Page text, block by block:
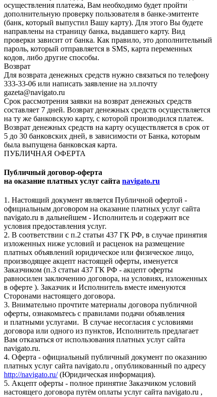
осуществления платежа, Вам необходимо будет пройти
дополнительную проверку пользователя в банке-эмитенте
(банк, который выпустил Вашу карту). Для этого Вы будете
направлены на страницу банка, выдавшего карту. Вид
проверки зависит от банка. Как правило, это дополнительный
пароль, который отправляется в SMS, карта переменных
кодов, либо другие способы.
Возврат
Для возврата денежных средств нужно связаться по телефону
333-33-06 или написать заявление на эл.почту
gazeta@navigato.ru
Срок рассмотрения заявки на возврат денежных средств
составляет 7 дней. Возврат денежных средств осуществляется
на ту же банковскую карту, с которой производился платеж.
Возврат денежных средств на карту осуществляется в срок от
5 до 30 банковских дней, в зависимости от Банка, которым
была выпущена банковская карта.
ПУБЛИЧНАЯ ОФЕРТА
Публичный договор-оферта
на оказание платных услуг сайта navigato.ru
1. Настоящий документ является Публичной офертой -
официальным договором на оказание платных услуг сайта
navigato.ru в дальнейшем - Исполнитель и содержит все
условия предоставления услуг.
2. В соответствии с п.2 статьи 437 ГК РФ, в случае принятия
изложенных ниже условий и расценок на размещение
платных объявлений юридическое или физическое лицо,
производящее акцепт настоящей оферты, именуется
Заказчиком (п.3 статьи 437 ГК РФ - акцепт оферты
равносилен заключению договора, на условиях, изложенных
в оферте ). Заказчик и Исполнитель вместе именуются
Сторонами настоящего договора.
3. Внимательно прочтите материалы договора публичной
оферты, ознакомьтесь с правилами подачи объявления
и платными услугами. В случае несогласия с условиями
договора или одного из пунктов, Исполнитель предлагает
Вам отказаться от использования платных услуг сайта
navigato.ru.
4. Оферта - официальный публичный документ по оказанию
платных услуг сайта navigato.ru , опубликованный по адресу
http://navigato.ru/(Юридическая информация).
5. Акцепт оферты - полное принятие Заказчиком условий
настоящего договора путём оплаты услуг сайта navigato.ru ,